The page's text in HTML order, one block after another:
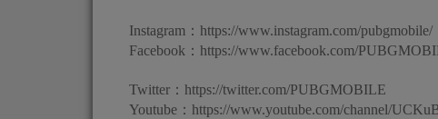
Instagram：https://www.instagram.com/pubgmobile/
Facebook：https://www.facebook.com/
Twitter：https://twitter.com/PUBGMOBILE
Youtube：https://www.youtube.com/channel/